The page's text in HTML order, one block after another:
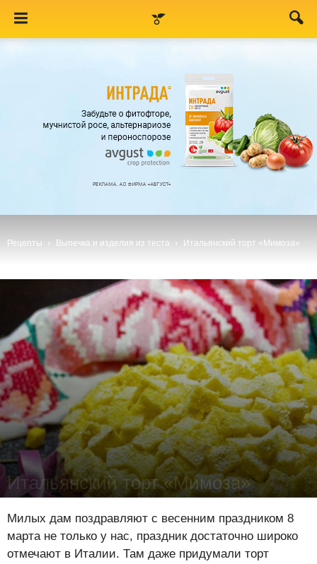
Рецепты Выпечка и изделия из теста Итальянский торт «Мимоза»
Итальянский торт «Мимоза»
Милых дам поздравляют с весенним праздником 8
марта не только у нас, праздник достаточно широко
отмечают в Италии. Там даже придумали торт